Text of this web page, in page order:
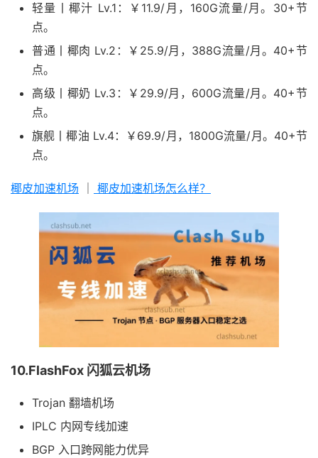
轻量丨椰汁 Lv.1：￥11.9/月，160G流量/月。30+节
点。
普通丨椰肉 Lv.2：￥25.9/月，388G流量/月。40+节
点。
高级丨椰奶 Lv.3：￥29.9/月，600G流量/月。40+节
点。
旗舰丨椰油 Lv.4：￥69.9/月，1800G流量/月。40+节
点。
椰皮加速机场 椰皮加速机场怎么样？
10.FlashFox 闪狐云机场
Trojan 翻墙机场
IPLC 内网专线加速
BGP 入口跨网能力优异